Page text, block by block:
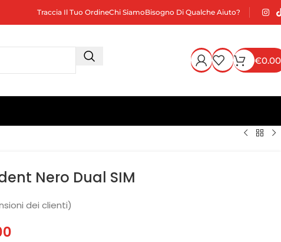
Traccia Il Tuo OrdineChi SiamoBisogno Di Qualche Aiuto?
€0.00
Nero Dual SIM
dei clienti)